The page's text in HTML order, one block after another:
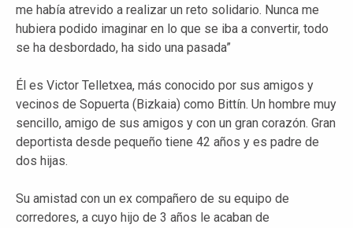
me había atrevido a realizar un reto solidario. Nunca me
hubiera podido imaginar en lo que se iba a convertir, todo
se ha desbordado, ha sido una pasada”
Él es Victor Telletxea, más conocido por sus amigos y
vecinos de Sopuerta (Bizkaia) como Bittín. Un hombre muy
sencillo, amigo de sus amigos y con un gran corazón. Gran
deportista desde pequeño tiene 42 años y es padre de
dos hijas.
Su amistad con un ex compañero de su equipo de
corredores, a cuyo hijo de 3 años le acaban de